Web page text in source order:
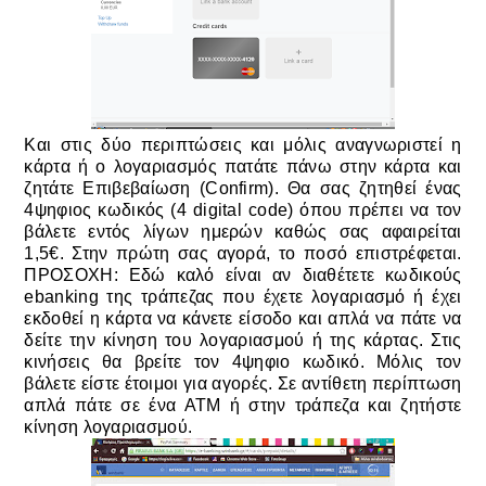
Και στις δύο περιπτώσεις και μόλις αναγνωριστεί η
κάρτα ή ο λογαριασμός πατάτε πάνω στην κάρτα και
ζητάτε Επιβεβαίωση (Confirm). Θα σας ζητηθεί ένας
4ψηφιος κωδικός (4 digital code) όπου πρέπει να τον
βάλετε εντός λίγων ημερών καθώς σας αφαιρείται
1,5€. Στην πρώτη σας αγορά, το ποσό επιστρέφεται.
ΠΡΟΣΟΧΗ: Εδώ καλό είναι αν διαθέτετε κωδικούς
ebanking της τράπεζας που έχετε λογαριασμό ή έχει
εκδοθεί η κάρτα να κάνετε είσοδο και απλά να πάτε να
δείτε την κίνηση του λογαριασμού ή της κάρτας. Στις
κινήσεις θα βρείτε τον 4ψηφιο κωδικό. Μόλις τον
βάλετε είστε έτοιμοι για αγορές. Σε αντίθετη περίπτωση
απλά πάτε σε ένα ΑΤΜ ή στην τράπεζα και ζητήστε
κίνηση λογαριασμού.